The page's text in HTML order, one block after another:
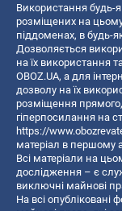
Використання будь-
розміщених на
піддоменах, в будь-
Дозволяється
на їх використання
OBOZ.UA, а для
дозволу на їх
розміщення
гіперпосилання на
https://
матеріал в першому
Всі матеріали на
дослідження – є
виключні майнові
На всі опубліковані